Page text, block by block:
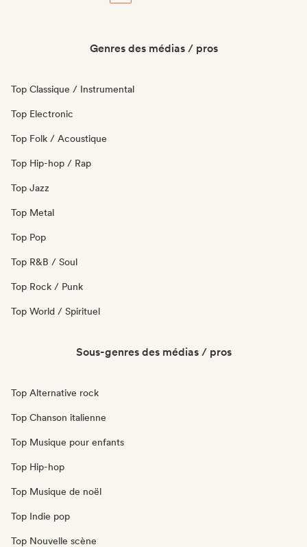
Genres des médias / pros
Top Classique / Instrumental
Top Electronic
Top Folk / Acoustique
Top Hip-hop / Rap
Top Jazz
Top Metal
Top Pop
Top R&B / Soul
Top Rock / Punk
Top World / Spirituel
Sous-genres des médias / pros
Top Alternative rock
Top Chanson italienne
Top Musique pour enfants
Top Hip-hop
Top Musique de noël
Top Indie pop
Top Nouvelle scène